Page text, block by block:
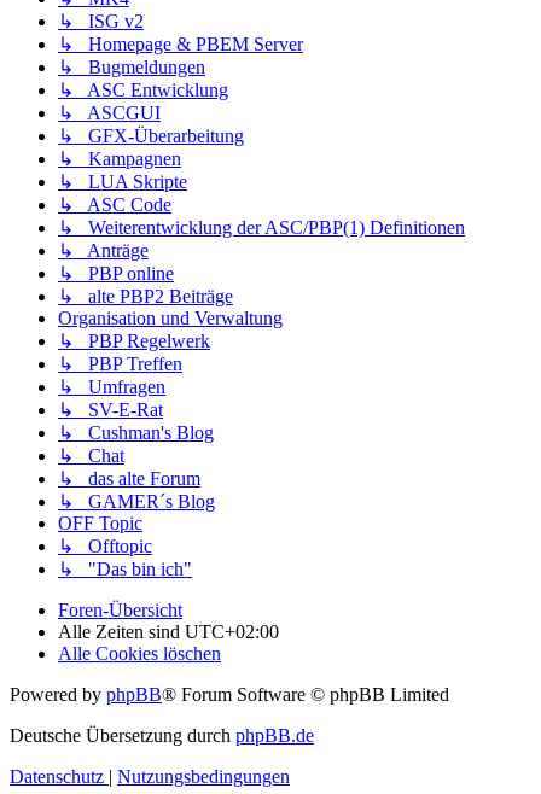
↳ ISG v2
↳ Homepage & PBEM Server
↳ Bugmeldungen
↳ ASC Entwicklung
↳ ASCGUI
↳ GFX-Überarbeitung
↳ Kampagnen
↳ LUA Skripte
↳ ASC Code
↳ Weiterentwicklung der ASC/PBP(1) Definitionen
↳ Anträge
↳ PBP online
↳ alte PBP2 Beiträge
Organisation und Verwaltung
↳ PBP Regelwerk
↳ PBP Treffen
↳ Umfragen
↳ SV-E-Rat
↳ Cushman's Blog
↳ Chat
↳ das alte Forum
↳ GAMER´s Blog
OFF Topic
↳ Offtopic
↳ "Das bin ich"
Foren-Übersicht
Alle Zeiten sind UTC+02:00
Alle Cookies löschen
Powered by phpBB® Forum Software © phpBB Limited
Deutsche Übersetzung durch phpBB.de
Datenschutz | Nutzungsbedingungen